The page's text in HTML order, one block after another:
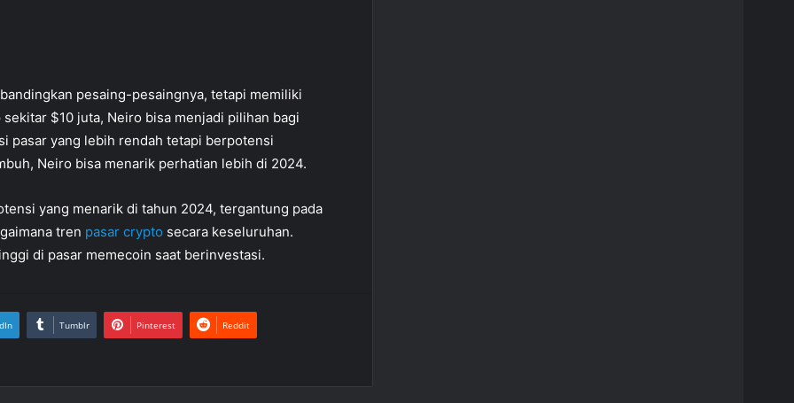
pesaing-pesaingnya, tetapi memiliki
$10 juta, Neiro bisa menjadi pilihan bagi
pasar yang lebih rendah tetapi berpotensi
Neiro bisa menarik perhatian lebih di 2024.
yang menarik di tahun 2024, tergantung pada
tren pasar crypto secara keseluruhan.
di pasar memecoin saat berinvestasi.
Tumblr Pinterest Reddit